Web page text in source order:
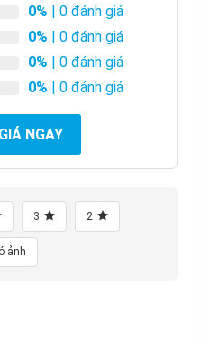
0% | 0 đánh giá
0% | 0 đánh giá
0% | 0 đánh giá
0% | 0 đánh giá
NGAY
3 2
ảnh